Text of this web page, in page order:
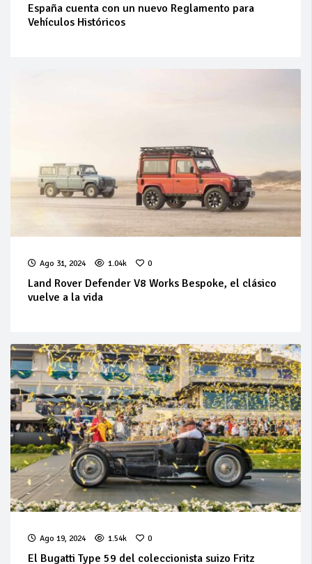
España cuenta con un nuevo Reglamento para
Vehículos Históricos
Ago 31, 2024 1.04k 0
Land Rover Defender V8 Works Bespoke, el clásico
vuelve a la vida
Ago 19, 2024 1.54k 0
El Bugatti Type 59 del coleccionista suizo Fritz